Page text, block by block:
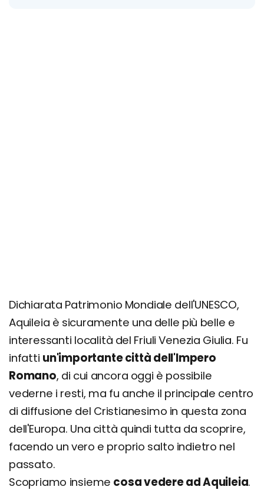
Dichiarata Patrimonio Mondiale dell'UNESCO,
Aquileia è sicuramente una delle più belle e
interessanti località del Friuli Venezia Giulia. Fu
infatti un'importante città dell'Impero
Romano, di cui ancora oggi è possibile
vederne i resti, ma fu anche il principale centro
di diffusione del Cristianesimo in questa zona
dell'Europa. Una città quindi tutta da scoprire,
facendo un vero e proprio salto indietro nel
passato.
Scopriamo insieme cosa vedere ad Aquileia.